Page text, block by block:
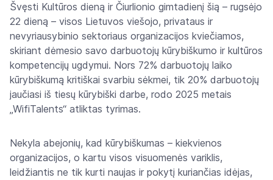
Švęsti Kultūros dieną ir Čiurlionio gimtadienį šią – rugsėjo
22 dieną – visos Lietuvos viešojo, privataus ir
nevyriausybinio sektoriaus organizacijos kviečiamos,
skiriant dėmesio savo darbuotojų kūrybiškumo ir kultūros
kompetencijų ugdymui. Nors 72% darbuotojų laiko
kūrybiškumą kritiškai svarbiu sėkmei, tik 20% darbuotojų
jaučiasi iš tiesų kūrybiški darbe, rodo 2025 metais
„WifiTalents“ atliktas tyrimas.
Nekyla abejonių, kad kūrybiškumas – kiekvienos
organizacijos, o kartu visos visuomenės variklis,
leidžiantis ne tik kurti naujas ir pokytį kuriančias idėjas,